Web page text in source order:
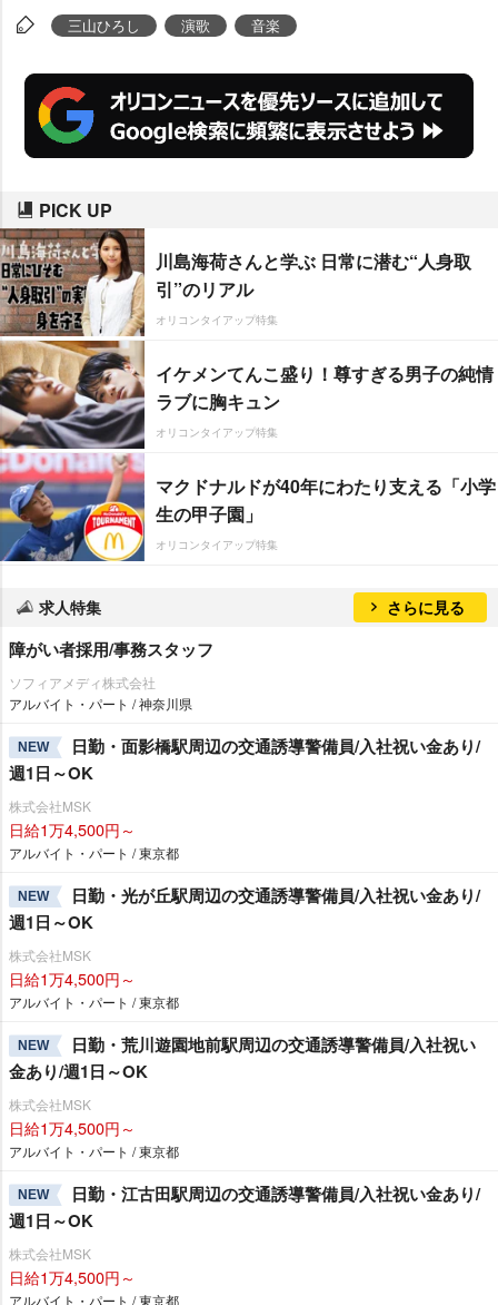
三山ひろし 演歌 音楽
PICK UP
川島海荷さんと学ぶ 日常に潜む“人身取
引”のリアル
オリコンタイアップ特集
イケメンてんこ盛り！尊すぎる男子の純情
ラブに胸キュン
オリコンタイアップ特集
マクドナルドが40年にわたり支える「小学
生の甲子園」
オリコンタイアップ特集
求人特集 さらに見る
障がい者採用/事務スタッフ
ソフィアメディ株式会社
アルバイト・パート / 神奈川県
NEW
日勤・面影橋駅周辺の交通誘導警備員/入社祝い金あり/
週1日～OK
株式会社MSK
日給1万4,500円～
アルバイト・パート / 東京都
NEW
日勤・光が丘駅周辺の交通誘導警備員/入社祝い金あり/
週1日～OK
株式会社MSK
日給1万4,500円～
アルバイト・パート / 東京都
NEW
日勤・荒川遊園地前駅周辺の交通誘導警備員/入社祝い
金あり/週1日～OK
株式会社MSK
日給1万4,500円～
アルバイト・パート / 東京都
NEW
日勤・江古田駅周辺の交通誘導警備員/入社祝い金あり/
週1日～OK
株式会社MSK
日給1万4,500円～
アルバイト・パート / 東京都